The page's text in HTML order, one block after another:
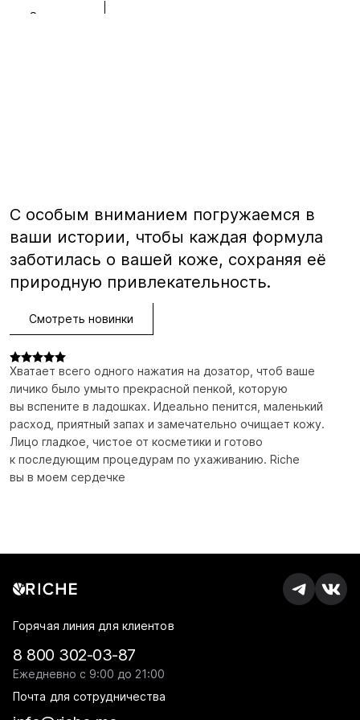
Смотреть
С особым вниманием погружаемся в
ваши истории, чтобы каждая формула
заботилась о вашей коже, сохраняя её
природную привлекательность.
Смотреть новинки
Хватает всего одного нажатия на дозатор, чтоб ваше
личико было умыто прекрасной пенкой, которую
вы вспените в ладошках. Идеально пенится, маленький
расход, приятный запах и замечательно очищает кожу.
Лицо гладкое, чистое от косметики и готово
к последующим процедурам по ухаживанию. Riche
вы в моем сердечке
Горячая линия для клиентов
8 800 302-03-87
Ежедневно с 9:00 до 21:00
Почта для сотрудничества